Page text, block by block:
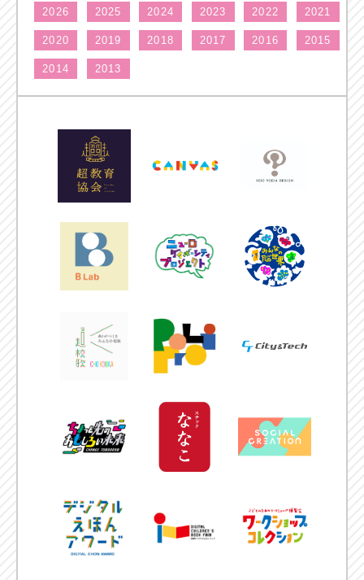
2026 2025 2024 2023 2022 2021
2020 2019 2018 2017 2016 2015
2014 2013